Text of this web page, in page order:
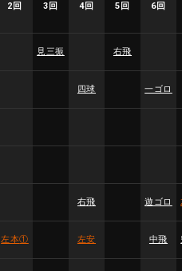
2回 3回 4回 5回 6回
見三振 右飛
四球 一ゴロ
右飛 遊ゴロ
左本① 左安 中飛